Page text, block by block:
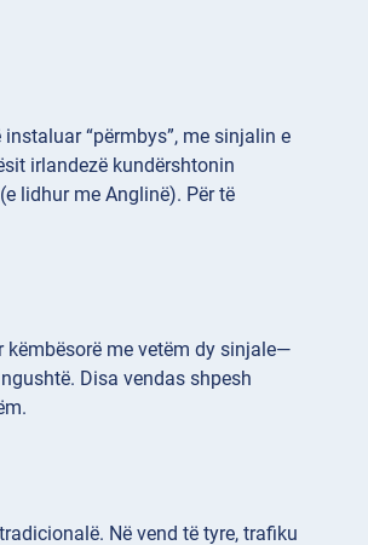
“përmbys”, me sinjalin e
irlandezë kundërshtonin
lidhur me Anglinë). Për të
këmbësorë me vetëm dy sinjale—
Disa vendas shpesh
Në vend të tyre, trafiku